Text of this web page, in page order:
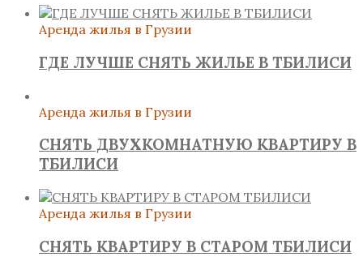
Аренда жилья в Грузии
ГДЕ ЛУЧШЕ СНЯТЬ ЖИЛЬЕ В ТБИЛИСИ
Аренда жилья в Грузии
СНЯТЬ ДВУХКОМНАТНУЮ КВАРТИРУ В
ТБИЛИСИ
Аренда жилья в Грузии
СНЯТЬ КВАРТИРУ В СТАРОМ ТБИЛИСИ